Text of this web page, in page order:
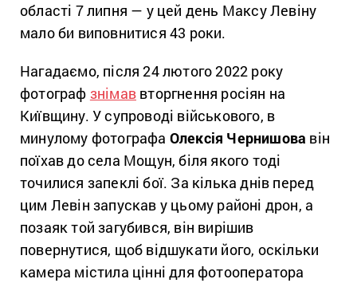
області 7 липня — у цей день Максу Левіну
мало би виповнитися 43 роки.
Нагадаємо, після 24 лютого 2022 року
фотограф знімав вторгнення росіян на
Київщину. У супроводі військового, в
минулому фотографа Олексія Чернишова він
поїхав до села Мощун, біля якого тоді
точилися запеклі бої. За кілька днів перед
цим Левін запускав у цьому районі дрон, а
позаяк той загубився, він вирішив
повернутися, щоб відшукати його, оскільки
камера містила цінні для фотооператора